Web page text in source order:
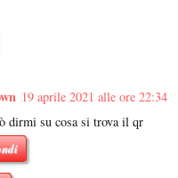
19 aprile 2021 alle ore 22:34
dirmi su cosa si trova il qr